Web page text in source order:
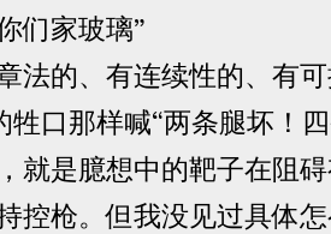
们家玻璃”
法的、有连续性的、有
牲口那样喊“两条腿坏！
就是臆想中的靶子在阻
控枪。但我没见过具体